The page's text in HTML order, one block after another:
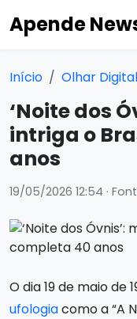
Apende
Início Olhar Digital
‘Noite dos
intriga o
anos
19/05/2026 12:54 ·
O dia 19 de maio de
ufologiacomo a “A